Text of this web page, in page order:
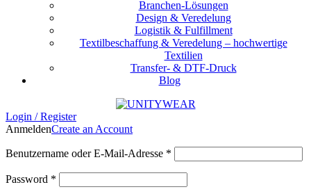
Branchen-Lösungen
Design & Veredelung
Logistik & Fulfillment
Textilbeschaffung & Veredelung – hochwertige
Textilien
Transfer- & DTF-Druck
Blog
Login / Register
AnmeldenCreate an Account
Benutzername oder E-Mail-Adresse *
Password *